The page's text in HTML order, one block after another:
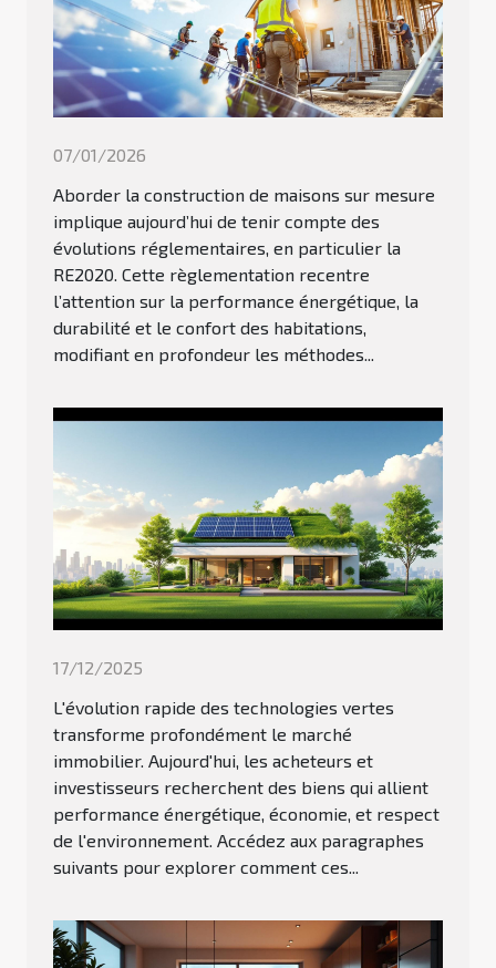
07/01/2026
Aborder la construction de maisons sur mesure
implique aujourd’hui de tenir compte des
évolutions réglementaires, en particulier la
RE2020. Cette règlementation recentre
l’attention sur la performance énergétique, la
durabilité et le confort des habitations,
modifiant en profondeur les méthodes...
17/12/2025
L'évolution rapide des technologies vertes
transforme profondément le marché
immobilier. Aujourd'hui, les acheteurs et
investisseurs recherchent des biens qui allient
performance énergétique, économie, et respect
de l'environnement. Accédez aux paragraphes
suivants pour explorer comment ces...